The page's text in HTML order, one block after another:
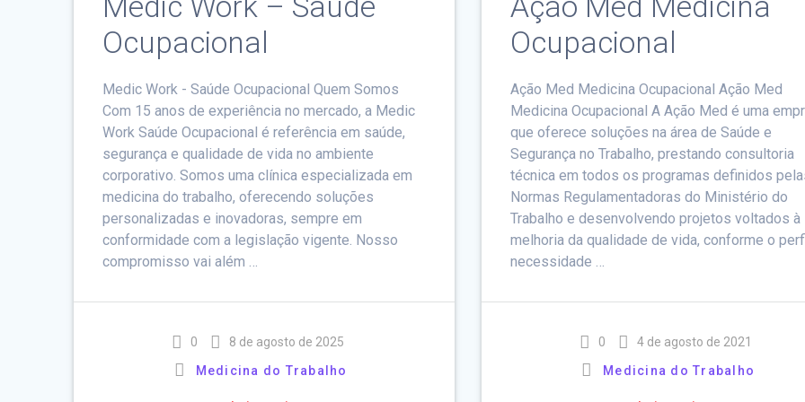
Ocupacional
Medic Work - Saúde Ocupacional Quem Somos
Com 15 anos de experiência no mercado, a Medic
Work Saúde Ocupacional é referência em saúde,
segurança e qualidade de vida no ambiente
corporativo. Somos uma clínica especializada em
medicina do trabalho, oferecendo soluções
personalizadas e inovadoras, sempre em
conformidade com a legislação vigente. Nosso
compromisso vai além …
0
8 de agosto de 2025
Medicina do Trabalho
Ocupacional
Ação Med Medicina Ocupacional Ação Med
Medicina Ocupacional A Ação Med é uma
que oferece soluções na área de Saúde e
Segurança no Trabalho, prestando consultoria
técnica em todos os programas definidos
Normas Regulamentadoras do Ministério do
Trabalho e desenvolvendo projetos voltados à
melhoria da qualidade de vida, conforme o
necessidade …
0
4 de agosto de 2021
Medicina do Trabalho